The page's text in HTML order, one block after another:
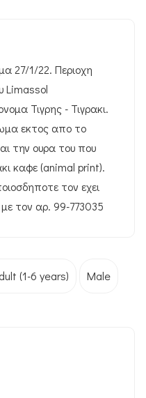
27/1/22. Περιοχη
Limassol
Τιγρης - Τιγρακι.
εκτος απο το
την ουρα του που
καφε (animal print).
τον εχει
με τον αρ. 99-773035
(1-6 years) Male